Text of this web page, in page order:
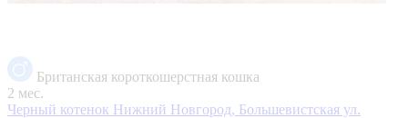
Британская короткошерстная кошка
2 мес.
Черный котенок Нижний Новгород, Большевистская ул.